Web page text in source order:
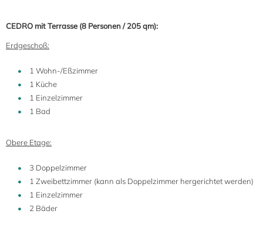
CEDRO mit Terrasse (8 Personen / 205 qm):
Erdgeschoß:
1 Wohn-/Eßzimmer
1 Küche
1 Einzelzimmer
1 Bad
Obere Etage:
3 Doppelzimmer
1 Zweibettzimmer (kann als Doppelzimmer hergerichtet werden)
1 Einzelzimmer
2 Bäder